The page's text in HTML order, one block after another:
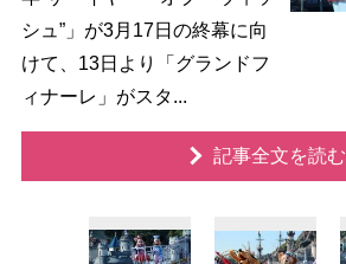
シュ”」が3月17日の終幕に向
けて、13日より「グランドフ
ィナーレ」がスタ...
記事全文を読む